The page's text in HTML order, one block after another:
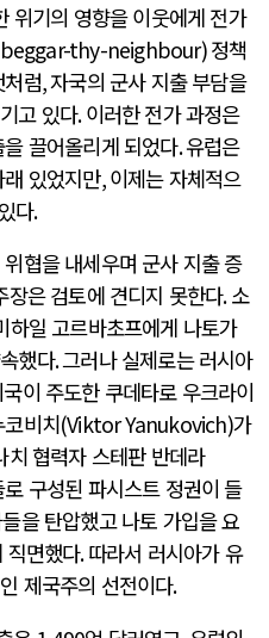
위기의 영향을 이웃에게 전가
thy-neighbour)정책
럼,자국의 군사 지출 부담을
고 있다.이러한 전가 과정은
끌어올리게 되었다.유럽은
있었지만,이제는 자체적으
다.
협을 내세우며 군사 지출 증
장은 검토에 견디지 못한다.소
하일 고르바초프에게 나토가
했다.그러나 실제로는 러시아
이 주도한 쿠데타로 우크라이
비치(Viktor Yanukovich)가
치 협력자 스테판 반데라
구성된 파시스트 정권이 들
을 탄압했고 나토 가입을 요
직면했다.따라서 러시아가 유
제국주의 선전이다.